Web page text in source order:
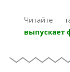
Читайте
выпускает